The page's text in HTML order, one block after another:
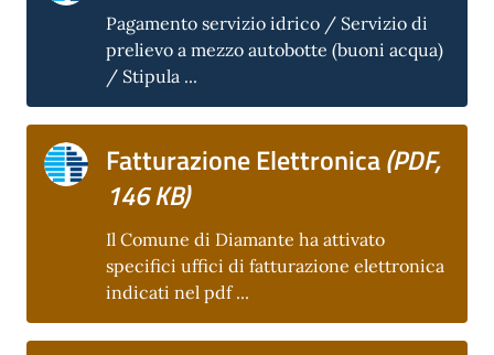
Pagamento servizio idrico / Servizio di
prelievo a mezzo autobotte (buoni acqua)
/ Stipula ...
Fatturazione Elettronica(PDF,
146 KB)
Il Comune di Diamante ha attivato
specifici uffici di fatturazione elettronica
indicati nel pdf ...